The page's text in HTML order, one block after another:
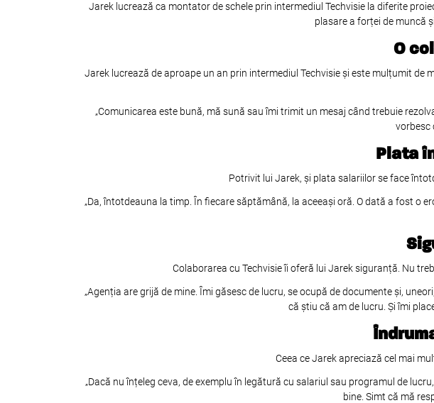
Jarek lucrează ca montator de schele prin intermediul Techvisie la diferite
plasare a forței de muncă
O
Jarek lucrează de aproape un an prin intermediul Techvisie și este mulțumit
„Comunicarea este bună, mă sună sau îmi trimit un mesaj când trebuie
vorbesc
Plata
Potrivit lui Jarek, și plata salariilor se face
„Da, întotdeauna la timp. În fiecare săptămână, la aceeași oră. O dată a fost o
Colaborarea cu Techvisie îi oferă lui Jarek siguranță. Nu
„Agenția are grijă de mine. Îmi găsesc de lucru, se ocupă de documente și,
că știu că am de lucru. Și îmi
Ceea ce Jarek apreciază cel mai
„Dacă nu înțeleg ceva, de exemplu în legătură cu salariul sau programul de
bine. Simt că mă